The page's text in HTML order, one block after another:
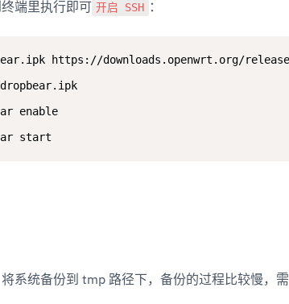
端里执行即可 开启 SSH ：
https://downloads.openwrt.org/
enable
start
系统备份到 tmp 路径下，备份的过程比较慢，需